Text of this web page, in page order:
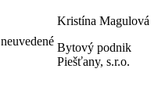
neuvedené
Kristína Magulová
Bytový podnik
Piešťany, s.r.o.